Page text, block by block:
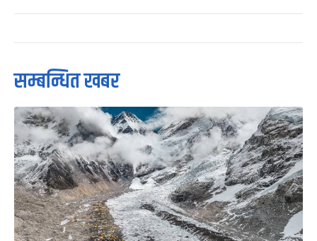
सम्बन्धित खबर